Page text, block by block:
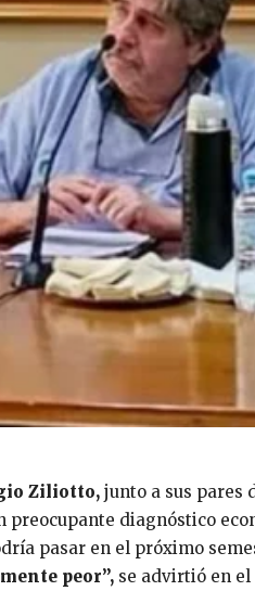
Ziliotto, junto a sus pares
preocupante diagnóstico
pasar en el próximo
peor”, se advirtió en el